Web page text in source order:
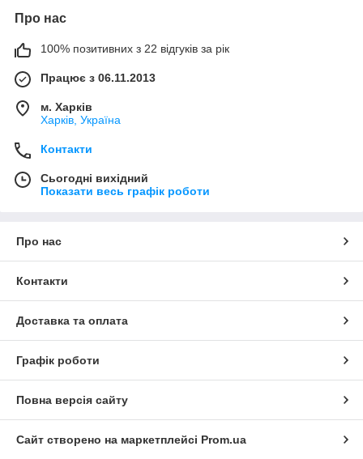
Про нас
100% позитивних з 22 відгуків за рік
Працює з 06.11.2013
м. Харків
Харків, Україна
Контакти
Сьогодні вихідний
Показати весь графік роботи
Про нас
Контакти
Доставка та оплата
Графік роботи
Повна версія сайту
Сайт створено на маркетплейсі Prom.ua